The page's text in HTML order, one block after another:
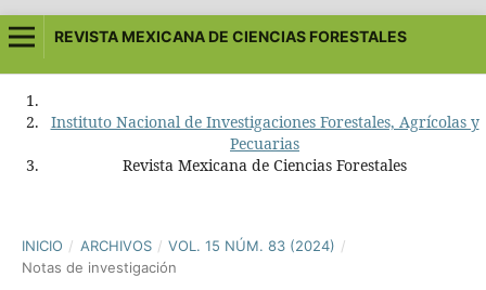
REVISTA MEXICANA DE CIENCIAS FORESTALES
Instituto Nacional de Investigaciones Forestales, Agrícolas y
Pecuarias
Revista Mexicana de Ciencias Forestales
INICIO / ARCHIVOS / VOL. 15 NÚM. 83 (2024) /
Notas de investigación